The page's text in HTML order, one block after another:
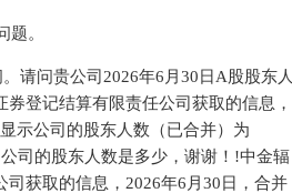
。
请问贵公司2026年6月30日A股股东人
登记结算有限责任公司获取的信息，
示公司的股东人数（已合并）为
司的股东人数是多少，谢谢！!中金辐
获取的信息，2026年6月30日，合并